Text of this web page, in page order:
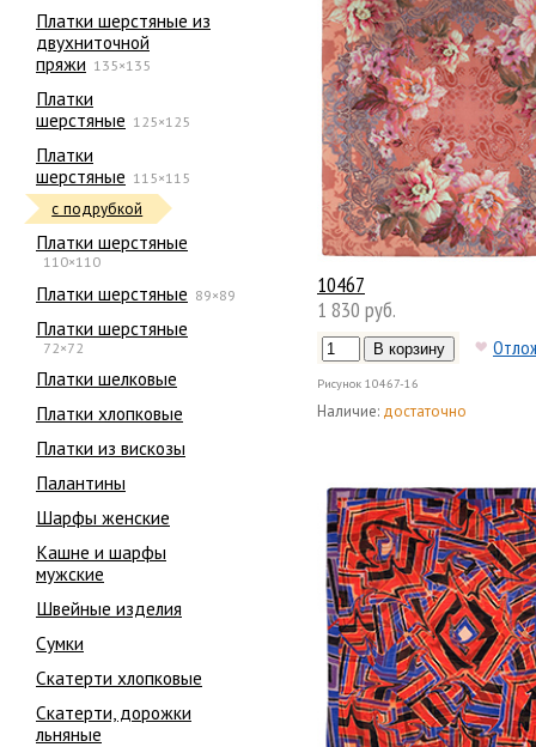
Платки шерстяные из
двухниточной
пряжи 135×135
Платки
шерстяные 125×125
Платки
шерстяные 115×115
с подрубкой
Платки шерстяные
110×110
Платки шерстяные 89×89
Платки шерстяные
72×72
Платки шелковые
Платки хлопковые
Платки из вискозы
Палантины
Шарфы женские
Кашне и шарфы
мужские
Швейные изделия
Сумки
Скатерти хлопковые
Скатерти, дорожки
льняные
10467
1 830 руб.
Рисунок 10467-16
Наличие: достаточно